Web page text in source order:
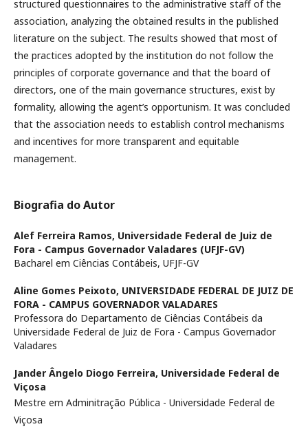
structured questionnaires to the administrative staff of the
association, analyzing the obtained results in the published
literature on the subject. The results showed that most of
the practices adopted by the institution do not follow the
principles of corporate governance and that the board of
directors, one of the main governance structures, exist by
formality, allowing the agent’s opportunism. It was concluded
that the association needs to establish control mechanisms
and incentives for more transparent and equitable
management.
Biografia do Autor
Alef Ferreira Ramos, Universidade Federal de Juiz de
Fora - Campus Governador Valadares (UFJF-GV)
Bacharel em Ciências Contábeis, UFJF-GV
Aline Gomes Peixoto, UNIVERSIDADE FEDERAL DE JUIZ DE
FORA - CAMPUS GOVERNADOR VALADARES
Professora do Departamento de Ciências Contábeis da
Universidade Federal de Juiz de Fora - Campus Governador
Valadares
Jander Ângelo Diogo Ferreira, Universidade Federal de
Viçosa
Mestre em Adminitração Pública - Universidade Federal de
Viçosa